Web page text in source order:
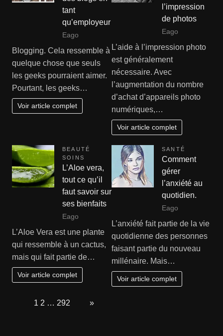
tant
qu’employeur
Eago
Blogging. Cela ressemble à
quelque chose que seuls
les geeks pourraient aimer.
Pourtant, les geeks…
Voir article complet
l’impression
de photos
Eago
L’aide à l’impression photo
est généralement
nécessaire. Avec
l’augmentation du nombre
d’achat d’appareils photo
numériques,…
Voir article complet
BEAUTÉ
SOINS
L’Aloe vera,
tout ce qu’il
faut savoir sur
ses bienfaits
Eago
L’Aloe Vera est une plante
qui ressemble à un cactus,
mais qui fait partie de…
Voir article complet
SANTÉ
Comment
gérer
l’anxiété au
quotidien.
Eago
L’anxiété fait partie de la vie
quotidienne des personnes
faisant partie du nouveau
millénaire. Mais…
Voir article complet
1 2 … 292 »